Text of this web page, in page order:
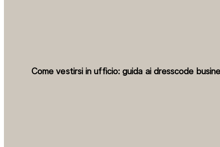
Come vestirsi in ufficio: guida ai dresscode